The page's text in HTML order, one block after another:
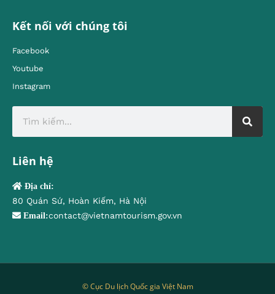
Kết nối với chúng tôi
Facebook
Youtube
Instagram
Liên hệ
Địa chỉ:
80 Quán Sứ, Hoàn Kiếm, Hà Nội
Email:contact@vietnamtourism.gov.vn
© Cục Du lịch Quốc gia Việt Nam